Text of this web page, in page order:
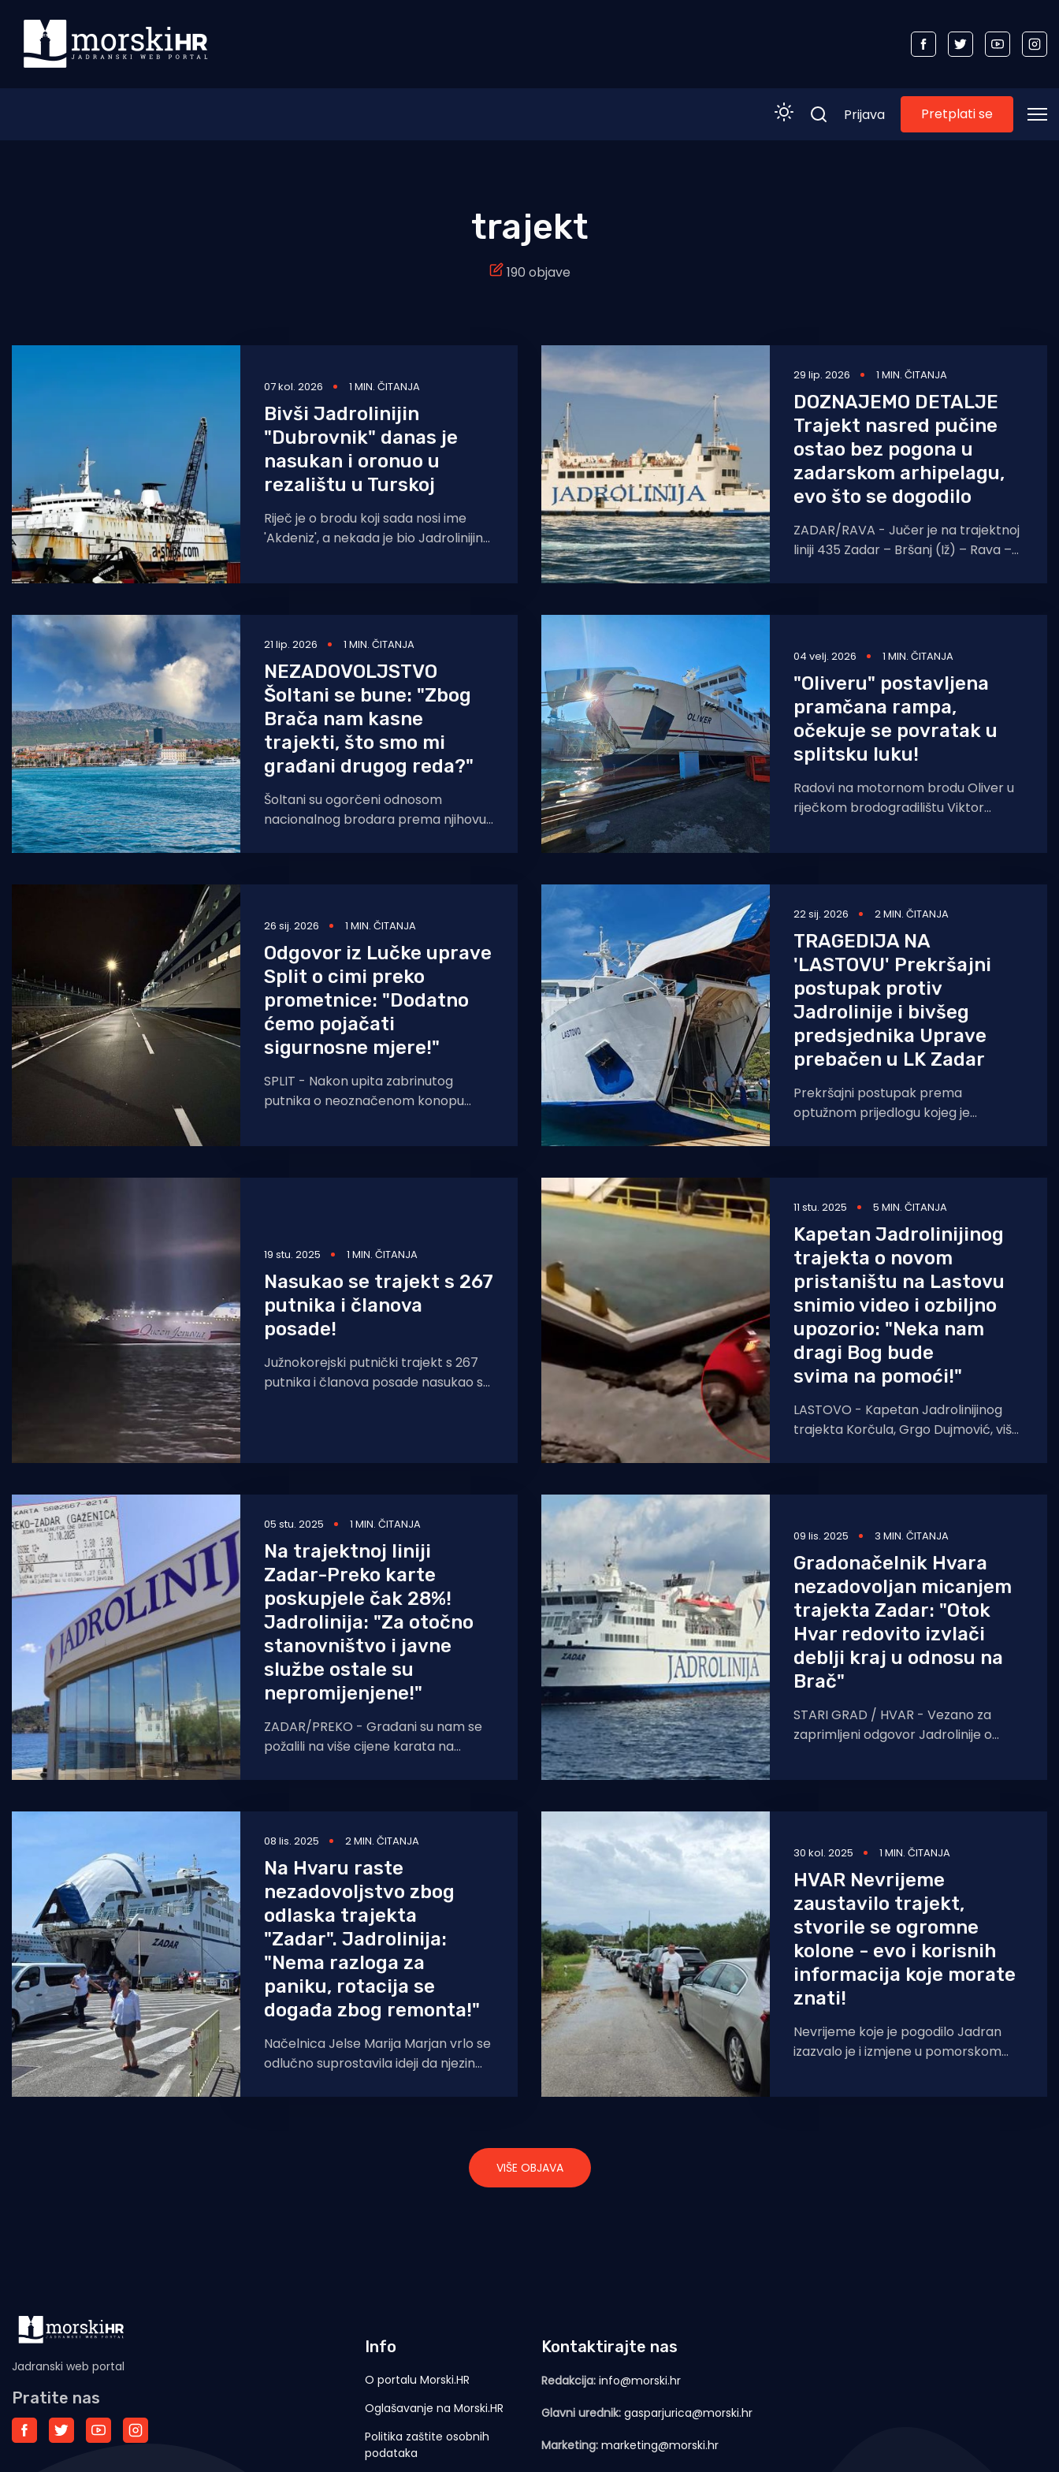
Turizam i nautika
Tradicija i kultura
Prijava Pretplati se
trajekt
190 objave
07 kol. 2026 1 MIN. ČITANJA
Bivši Jadrolinijin
"Dubrovnik" danas je
nasukan i oronuo u
rezalištu u Turskoj
Riječ je o brodu koji sada nosi ime
'Akdeniz', a nekada je bio Jadrolinijin
29 lip. 2026 1 MIN. ČITANJA
DOZNAJEMO DETALJE
Trajekt nasred pučine
ostao bez pogona u
zadarskom arhipelagu,
evo što se dogodilo
ZADAR/RAVA - Jučer je na trajektnoj
liniji 435 Zadar – Bršanj (Iž) – Rava –
Jadrolinijinom
21 lip. 2026 1 MIN. ČITANJA
NEZADOVOLJSTVO
Šoltani se bune: "Zbog
Brača nam kasne
trajekti, što smo mi
građani drugog reda?"
Šoltani su ogorčeni odnosom
nacionalnog brodara prema njihovu
trajektne linije prema Braču, dok
04 velj. 2026 1 MIN. ČITANJA
"Oliveru" postavljena
pramčana rampa,
očekuje se povratak u
splitsku luku!
Radovi na motornom brodu Oliver u
riječkom brodogradilištu Viktor
26 sij. 2026 1 MIN. ČITANJA
Odgovor iz Lučke uprave
Split o cimi preko
prometnice: "Dodatno
ćemo pojačati
sigurnosne mjere!"
SPLIT - Nakon upita zabrinutog
putnika o neoznačenom konopu
22 sij. 2026 2 MIN. ČITANJA
TRAGEDIJA NA
'LASTOVU' Prekršajni
postupak protiv
Jadrolinije i bivšeg
predsjednika Uprave
prebačen u LK Zadar
Prekršajni postupak prema
optužnom prijedlogu kojeg je
infrastrukture prošle jeseni podnijelo
19 stu. 2025 1 MIN. ČITANJA
Nasukao se trajekt s 267
putnika i članova
posade!
Južnokorejski putnički trajekt s 267
putnika i članova posade nasukao se
11 stu. 2025 5 MIN. ČITANJA
Kapetan Jadrolinijinog
trajekta o novom
pristaništu na Lastovu
snimio video i ozbiljno
upozorio: "Neka nam
dragi Bog bude
svima na pomoći!"
LASTOVO - Kapetan Jadrolinijinog
trajekta Korčula, Grgo Dujmović, više
analizama, ali i kritikama koje
05 stu. 2025 1 MIN. ČITANJA
Na trajektnoj liniji
Zadar-Preko karte
poskupjele čak 28%!
Jadrolinija: "Za otočno
stanovništvo i javne
službe ostale su
nepromijenjene!"
ZADAR/PREKO - Građani su nam se
požalili na više cijene karata na
najprometnijoj liniji na
09 lis. 2025 3 MIN. ČITANJA
Gradonačelnik Hvara
nezadovoljan micanjem
trajekta Zadar: "Otok
Hvar redovito izvlači
deblji kraj u odnosu na
Brač"
STARI GRAD / HVAR - Vezano za
zaprimljeni odgovor Jadrolinije o
08 lis. 2025 2 MIN. ČITANJA
Na Hvaru raste
nezadovoljstvo zbog
odlaska trajekta
"Zadar". Jadrolinija:
"Nema razloga za
paniku, rotacija se
događa zbog remonta!"
Načelnica Jelse Marija Marjan vrlo se
odlučno suprostavila ideji da njezin
60 dana
30 kol. 2025 1 MIN. ČITANJA
HVAR Nevrijeme
zaustavilo trajekt,
stvorile se ogromne
kolone - evo i korisnih
informacija koje morate
znati!
Nevrijeme koje je pogodilo Jadran
izazvalo je i izmjene u pomorskom
VIŠE OBJAVA
Jadranski web portal
Pratite nas
Info
O portalu Morski.HR
Oglašavanje na Morski.HR
Politika zaštite osobnih
podataka
Kontaktirajte nas
Redakcija: info@morski.hr
Glavni urednik: gasparjurica@morski.hr
Marketing: marketing@morski.hr